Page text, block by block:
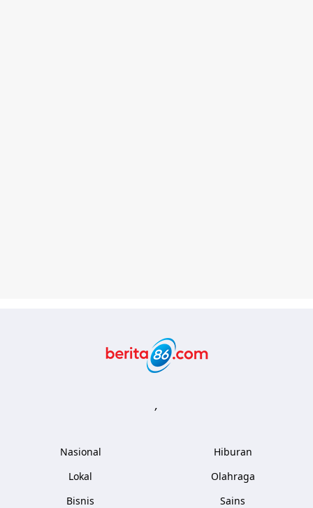
,
Nasional
Lokal
Bisnis
Hiburan
Olahraga
Sains